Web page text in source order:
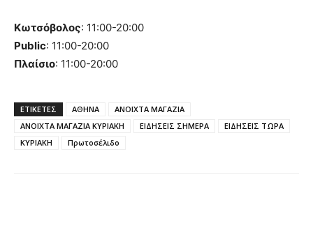
Κωτσόβολος: 11:00-20:00
Public: 11:00-20:00
Πλαίσιο: 11:00-20:00
ΕΤΙΚΈΤΕΣ ΑΘΗΝΑ
ΑΝΟΙΧΤΑ ΜΑΓΑΖΙΑ
ΑΝΟΙΧΤΑ ΜΑΓΑΖΙΑ ΚΥΡΙΑΚΗ
ΕΙΔΗΣΕΙΣ ΣΗΜΕΡΑ
ΕΙΔΗΣΕΙΣ ΤΩΡΑ
ΚΥΡΙΑΚΗ
Πρωτοσέλιδο